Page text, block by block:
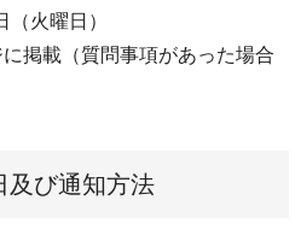
火曜日）
掲載（質問事項があった場合
及び通知方法